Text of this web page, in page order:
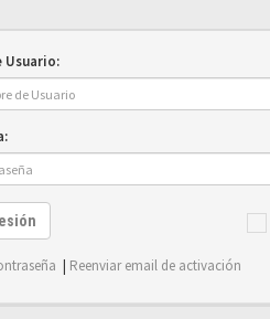
Usuario:
| Reenviar email de activación